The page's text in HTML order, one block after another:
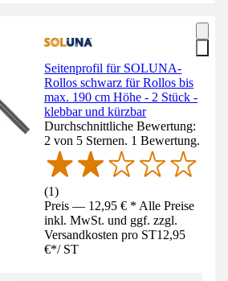
Seitenprofil für SOLUNA-
Rollos schwarz für Rollos bis
max. 190 cm Höhe - 2 Stück -
klebbar und kürzbar
Durchschnittliche Bewertung:
2 von 5 Sternen. 1 Bewertung.
(1)
Preis — 12,95 € * Alle Preise
inkl. MwSt. und ggf. zzgl.
Versandkosten pro ST12,95
€*/ ST